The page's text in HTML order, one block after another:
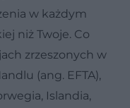
w każdym
niż Twoje. Co
zrzeszonych w
(ang. EFTA),
Islandia,